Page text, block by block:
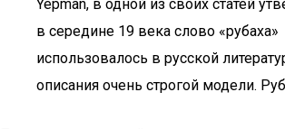
Yepman, в одной из своих статей
в середине 19 века слово «рубаха»
использовалось в русской
описания очень строгой модели.